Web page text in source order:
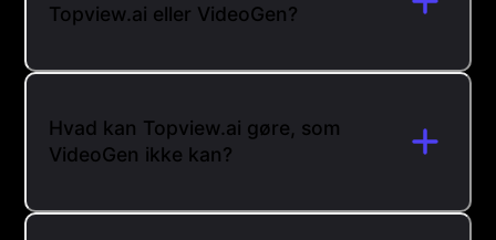
Topview.ai eller VideoGen?
Hvad kan Topview.ai gøre, som
VideoGen ikke kan?